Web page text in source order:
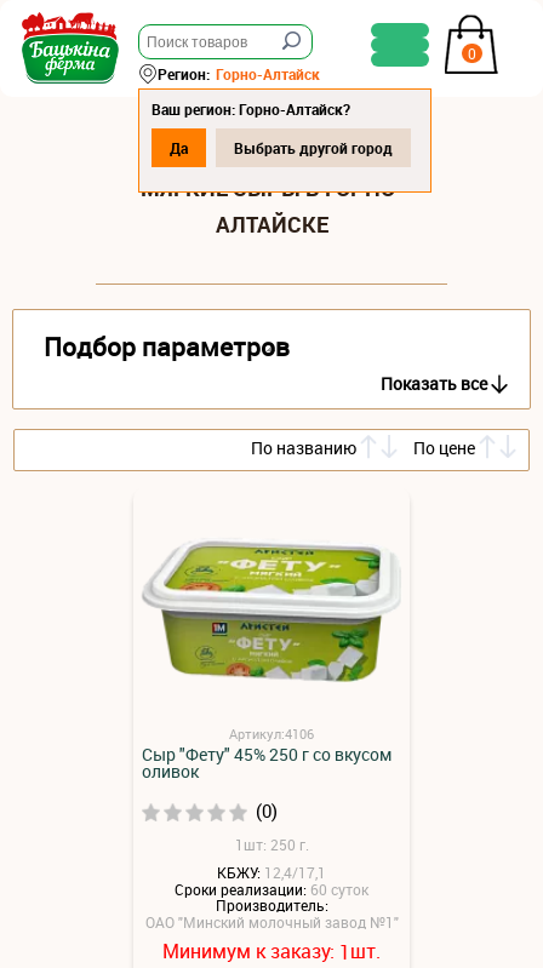
0
Регион: Горно-Алтайск
Ваш регион: Горно-Алтайск?
Да
Выбрать другой город
МЯГКИЕ СЫРЫ В ГОРНО-
АЛТАЙСКЕ
Подбор параметров
Показать все
По названию По цене
Артикул:4106
Сыр "Фету" 45% 250 г со вкусом
оливок
(0)
1шт: 250 г.
КБЖУ: 12,4/17,1
Сроки реализации: 60 суток
Производитель:
ОАО "Минский молочный завод №1"
Минимум к заказу: 1шт.